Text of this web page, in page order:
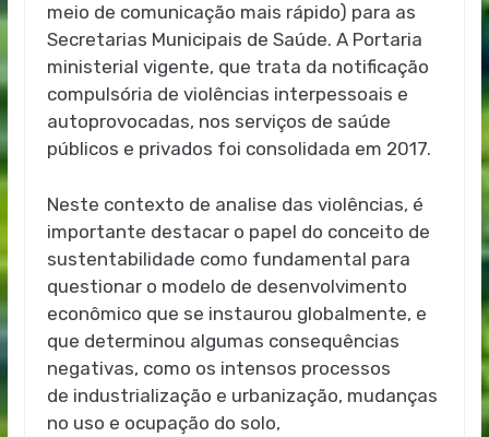
meio de comunicação mais rápido) para as
Secretarias Municipais de Saúde. A Portaria
ministerial vigente, que trata da notificação
compulsória de violências interpessoais e
autoprovocadas, nos serviços de saúde
públicos e privados foi consolidada em 2017.
Neste contexto de analise das violências, é
importante destacar o papel do conceito de
sustentabilidade como fundamental para
questionar o modelo de desenvolvimento
econômico que se instaurou globalmente, e
que determinou algumas consequências
negativas, como os intensos processos
de industrialização e urbanização, mudanças
no uso e ocupação do solo,